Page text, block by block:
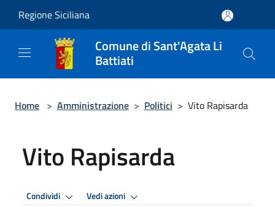
Regione Siciliana
Comune di Sant'Agata Li
Battiati
Home > Amministrazione > Politici > Vito Rapisarda
Vito Rapisarda
Condividi Vedi azioni